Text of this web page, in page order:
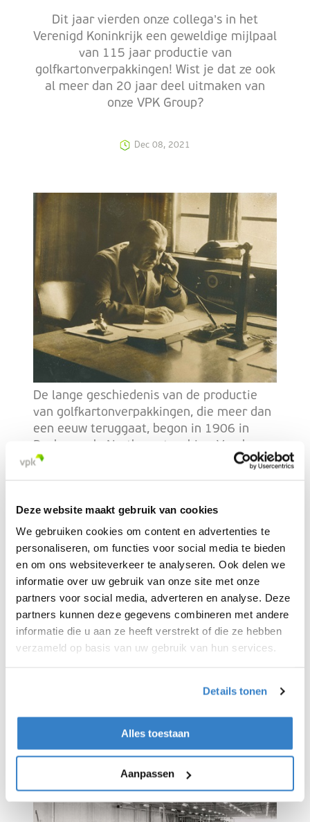
Deze website maakt gebruik van cookies
We gebruiken cookies om content en advertenties te
personaliseren, om functies voor social media te bieden
en om ons websiteverkeer te analyseren. Ook delen we
informatie over uw gebruik van onze site met onze
partners voor social media, adverteren en analyse. Deze
partners kunnen deze gegevens combineren met andere
informatie die u aan ze heeft verstrekt of die ze hebben
verzameld op basis van uw gebruik van hun services.
Details tonen
Alles toestaan
Aanpassen
Dit jaar vierden onze collega’s in het
Verenigd Koninkrijk een geweldige mijlpaal
van 115 jaar productie van
golfkartonverpakkingen! Wist je dat ze ook
al meer dan 20 jaar deel uitmaken van
onze VPK Group?
Dec 08, 2021
De lange geschiedenis van de productie
van golfkartonverpakkingen, die meer dan
een eeuw teruggaat, begon in 1906 in
Desborough, Northamptonshire. Voorheen
bekend als 'Rigid' en daarna onderdeel van
doorgemaakt. Rigid werd voor het eerst
opgericht door zakenman Howard Burditt
uit Desborough, die begonmet het maken
van dozen in een kamer in een fabriek in
de stad. Destijds werden dozen volledig
met de hand gemaakt, behalve het snijden
en kerven. Gevoed door het leveren van
dozen voor de bloeiende
schoenenindustrie in Northamptonshire,